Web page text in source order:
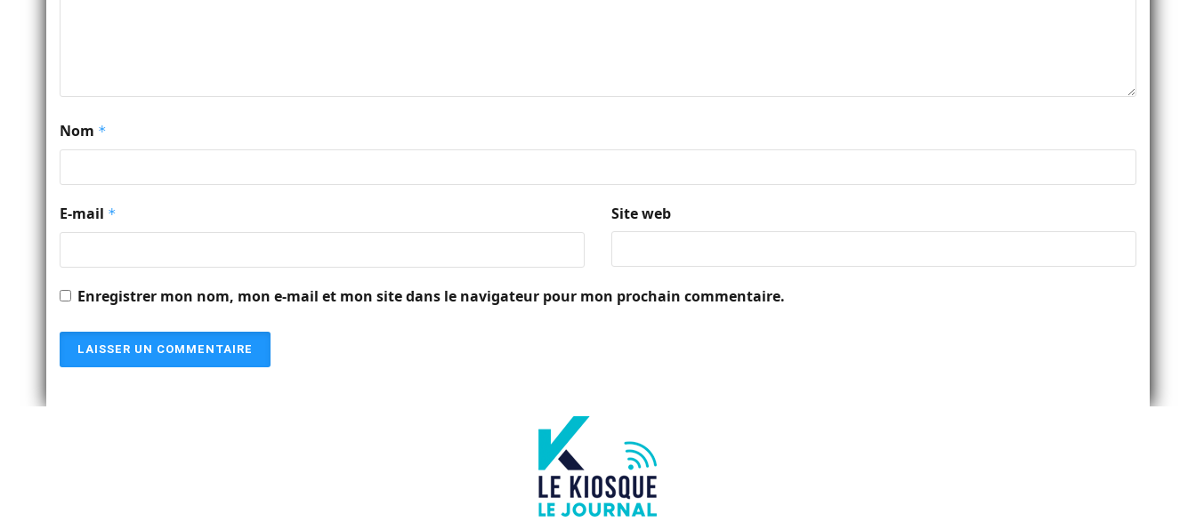
Nom *
E-mail * Site web
Enregistrer mon nom, mon e-mail et mon site dans le navigateur pour mon prochain commentaire.